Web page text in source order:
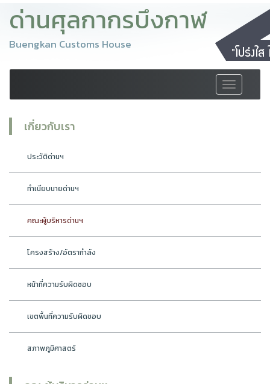
ด่านศุลกากรบึงกาฬ
Buengkan Customs House
Toggle
navigation
เกี่ยวกับเรา
ประวัติด่านฯ
ทำเนียบนายด่านฯ
คณะผู้บริหารด่านฯ
โครงสร้าง/อัตรากำลัง
หน้าที่ความรับผิดชอบ
เขตพื้นที่ความรับผิดชอบ
สภาพภูมิศาสตร์